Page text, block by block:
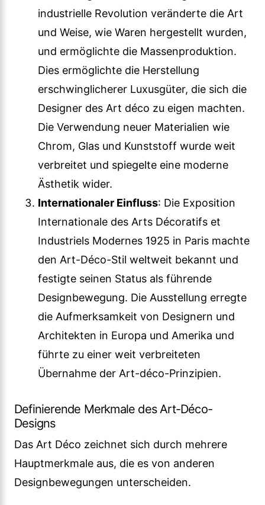
industrielle Revolution veränderte die Art
und Weise, wie Waren hergestellt wurden,
und ermöglichte die Massenproduktion.
Dies ermöglichte die Herstellung
erschwinglicherer Luxusgüter, die sich die
Designer des Art déco zu eigen machten.
Die Verwendung neuer Materialien wie
Chrom, Glas und Kunststoff wurde weit
verbreitet und spiegelte eine moderne
Ästhetik wider.
Internationaler Einfluss: Die Exposition
Internationale des Arts Décoratifs et
Industriels Modernes 1925 in Paris machte
den Art-Déco-Stil weltweit bekannt und
festigte seinen Status als führende
Designbewegung. Die Ausstellung erregte
die Aufmerksamkeit von Designern und
Architekten in Europa und Amerika und
führte zu einer weit verbreiteten
Übernahme der Art-déco-Prinzipien.
Definierende Merkmale des Art-Déco-
Designs
Das Art Déco zeichnet sich durch mehrere
Hauptmerkmale aus, die es von anderen
Designbewegungen unterscheiden.